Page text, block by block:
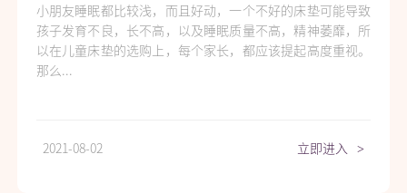
小朋友睡眠都比较浅，而且好动，一个不好的床垫可能导致
孩子发育不良，长不高，以及睡眠质量不高，精神萎靡，所
以在儿童床垫的选购上，每个家长，都应该提起高度重视。
那么...
2021-08-02 立即进入 >